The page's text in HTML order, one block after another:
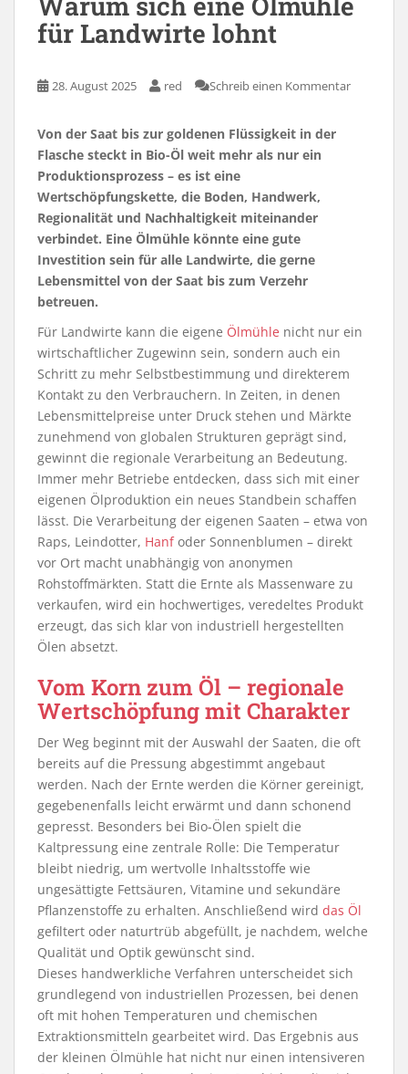
für Landwirte lohnt
28. August 2025 red Schreib einen Kommentar
Von der Saat bis zur goldenen Flüssigkeit in der
Flasche steckt in Bio-Öl weit mehr als nur ein
Produktionsprozess – es ist eine
Wertschöpfungskette, die Boden, Handwerk,
Regionalität und Nachhaltigkeit miteinander
verbindet. Eine Ölmühle könnte eine gute
Investition sein für alle Landwirte, die gerne
Lebensmittel von der Saat bis zum Verzehr
betreuen.
Für Landwirte kann die eigene Ölmühle nicht nur ein
wirtschaftlicher Zugewinn sein, sondern auch ein
Schritt zu mehr Selbstbestimmung und direkterem
Kontakt zu den Verbrauchern. In Zeiten, in denen
Lebensmittelpreise unter Druck stehen und Märkte
zunehmend von globalen Strukturen geprägt sind,
gewinnt die regionale Verarbeitung an Bedeutung.
Immer mehr Betriebe entdecken, dass sich mit einer
eigenen Ölproduktion ein neues Standbein schaffen
lässt. Die Verarbeitung der eigenen Saaten – etwa von
Raps, Leindotter, Hanfoder Sonnenblumen – direkt
vor Ort macht unabhängig von anonymen
Rohstoffmärkten. Statt die Ernte als Massenware zu
verkaufen, wird ein hochwertiges, veredeltes Produkt
erzeugt, das sich klar von industriell hergestellten
Ölen absetzt.
Vom Korn zum Öl – regionale
Wertschöpfung mit Charakter
Der Weg beginnt mit der Auswahl der Saaten, die oft
bereits auf die Pressung abgestimmt angebaut
werden. Nach der Ernte werden die Körner gereinigt,
gegebenenfalls leicht erwärmt und dann schonend
gepresst. Besonders bei Bio-Ölen spielt die
Kaltpressung eine zentrale Rolle: Die Temperatur
bleibt niedrig, um wertvolle Inhaltsstoffe wie
ungesättigte Fettsäuren, Vitamine und sekundäre
Pflanzenstoffe zu erhalten. Anschließend wird das Öl
gefiltert oder naturtrüb abgefüllt, je nachdem, welche
Qualität und Optik gewünscht sind.
Dieses handwerkliche Verfahren unterscheidet sich
grundlegend von industriellen Prozessen, bei denen
oft mit hohen Temperaturen und chemischen
Extraktionsmitteln gearbeitet wird. Das Ergebnis aus
der kleinen Ölmühle hat nicht nur einen intensiveren